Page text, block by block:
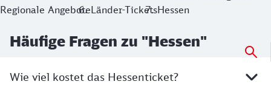
Regionale AngeboteLänder-TicketsHessen
Häufige Fragen zu "Hessen"
Wie viel kostet das Hessenticket?